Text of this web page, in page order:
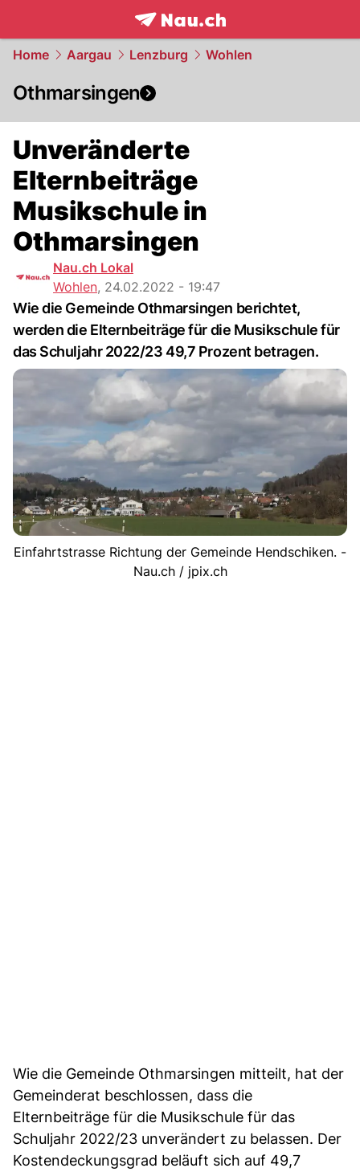
frontpage.NAU.ch
Home Aargau Lenzburg Wohlen
Othmarsingen
Unveränderte
Elternbeiträge
Musikschule in
Othmarsingen
Nau.ch Lokal
Wohlen, 24.02.2022 - 19:47
Wie die Gemeinde Othmarsingen berichtet,
werden die Elternbeiträge für die Musikschule für
das Schuljahr 2022/23 49,7 Prozent betragen.
Einfahrtstrasse Richtung der Gemeinde Hendschiken. -
Nau.ch / jpix.ch
Wie die Gemeinde Othmarsingen mitteilt, hat der
Gemeinderat beschlossen, dass die
Elternbeiträge für die Musikschule für das
Schuljahr 2022/23 unverändert zu belassen. Der
Kostendeckungsgrad beläuft sich auf 49,7